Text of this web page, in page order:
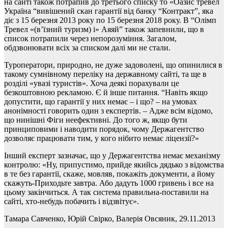
на сайті також потрапив до третього списку то «Оазис тревел
Україна “вивішений скан гарантії від банку “Контракт”, яка
діє з 15 березня 2013 року по 15 березня 2018 року. В “Олімп
Тревел «(в’їзний туризм) і» Аяяй” також запевнили, що в
список потрапили через непорозуміння. Загалом,
обдзвонювати всіх за списком далі ми не стали.
Туроператори, природно, не дуже задоволені, що опинилися в
такому сумнівному переліку на державному сайті, та ще в
розділі «увазі туристів». Хоча деякі порахували це
безкоштовною рекламою. Є й інше питання. “Навіть якщо
допустити, що гарантії у них немає – і що? – на умовах
анонімності говорить один з експертів. – Адже всім відомо,
що нинішні Фіги неефективні. До того ж, якщо бути
принциповими і наводити порядок, чому Держагентство
дозволяє працювати тим, у кого нібито немає ліцензії?»
Інший експерт зазначає, що у Держагентства немає механізму
контролю: «Ну, припустимо, прийде якийсь дядько з відомства
в те без гарантії, скаже, мовляв, покажіть документи, а йому
скажуть-Приходьте завтра. Або дадуть 1000 гривень і все на
цьому закінчиться. А так система правильна-поставили на
сайті, хто-небудь побачить і відзвітує».
Тамара Савченко, Юрій Свірко, Валерія Овсяник, 29.11.2013